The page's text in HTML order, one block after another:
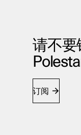
请不要
订阅